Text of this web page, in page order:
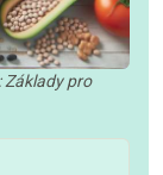
pro